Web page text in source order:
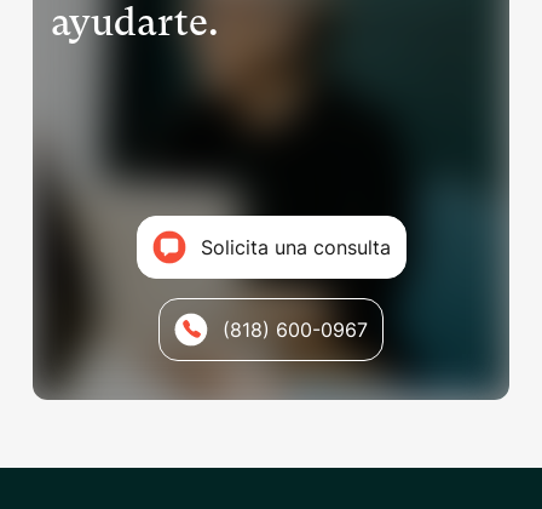
ayudarte.
Solicita una consulta
(818) 600-0967